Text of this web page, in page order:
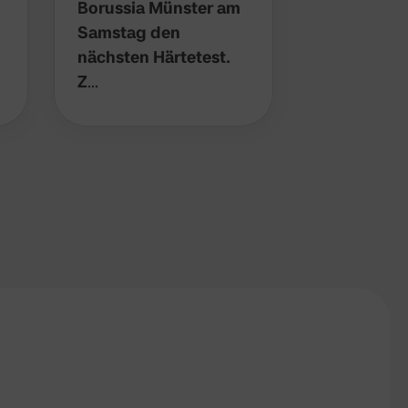
Borussia Münster am
Samstag den
nächsten Härtetest.
Z…